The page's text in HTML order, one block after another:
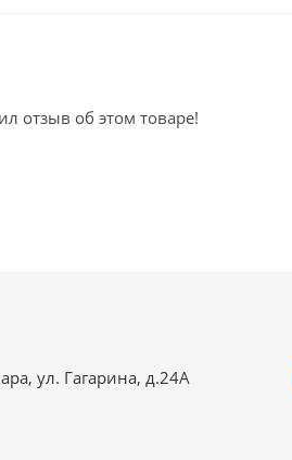
отзыв об этом товаре!
ул. Гагарина, д.24А